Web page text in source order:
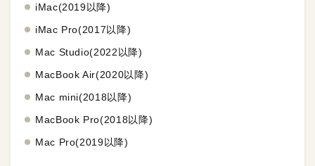
iMac(2019以降)
iMac Pro(2017以降)
Mac Studio(2022以降)
MacBook Air(2020以降)
Mac mini(2018以降)
MacBook Pro(2018以降)
Mac Pro(2019以降)